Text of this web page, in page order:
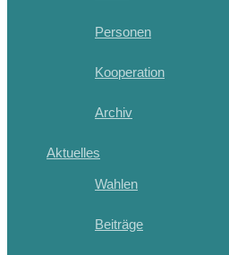
Personen
Kooperation
Archiv
Aktuelles
Wahlen
Beiträge